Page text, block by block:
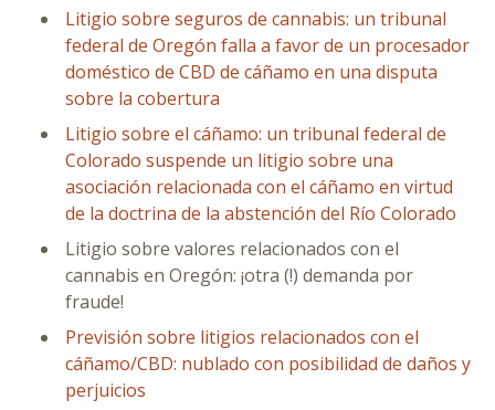
Litigio sobre seguros de cannabis: un tribunal
federal de Oregón falla a favor de un procesador
doméstico de CBD de cáñamo en una disputa
sobre la cobertura
Litigio sobre el cáñamo: un tribunal federal de
Colorado suspende un litigio sobre una
asociación relacionada con el cáñamo en virtud
de la doctrina de la abstención del Río Colorado
Litigio sobre valores relacionados con el
cannabis en Oregón: ¡otra (!) demanda por
fraude!
Previsión sobre litigios relacionados con el
cáñamo/CBD: nublado con posibilidad de daños y
perjuicios